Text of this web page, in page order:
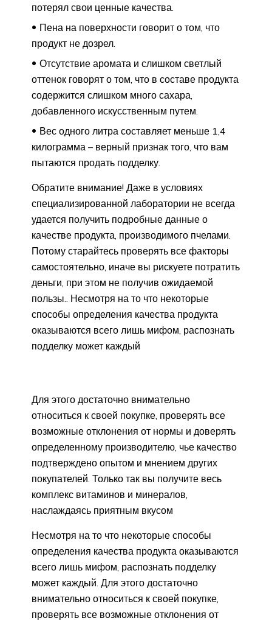
потерял свои ценные качества.
Пена на поверхности говорит о том, что
продукт не дозрел.
Отсутствие аромата и слишком светлый
оттенок говорят о том, что в составе продукта
содержится слишком много сахара,
добавленного искусственным путем.
Вес одного литра составляет меньше 1,4
килограмма – верный признак того, что вам
пытаются продать подделку.
Обратите внимание! Даже в условиях
специализированной лаборатории не всегда
удается получить подробные данные о
качестве продукта, производимого пчелами.
Потому старайтесь проверять все факторы
самостоятельно, иначе вы рискуете потратить
деньги, при этом не получив ожидаемой
пользы.. Несмотря на то что некоторые
способы определения качества продукта
оказываются всего лишь мифом, распознать
подделку может каждый
Для этого достаточно внимательно
относиться к своей покупке, проверять все
возможные отклонения от нормы и доверять
определенному производителю, чье качество
подтверждено опытом и мнением других
покупателей. Только так вы получите весь
комплекс витаминов и минералов,
наслаждаясь приятным вкусом
Несмотря на то что некоторые способы
определения качества продукта оказываются
всего лишь мифом, распознать подделку
может каждый. Для этого достаточно
внимательно относиться к своей покупке,
проверять все возможные отклонения от